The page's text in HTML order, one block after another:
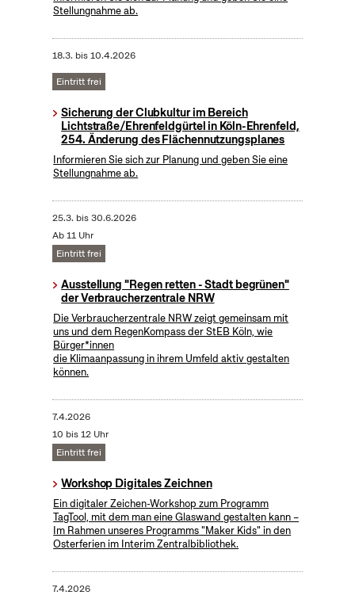
Stellungnahme ab.
18.3. bis10.4.2026
Eintritt frei
Sicherung der Clubkultur im Bereich
Lichtstraße/Ehrenfeldgürtel in Köln-Ehrenfeld,
254. Änderung des Flächennutzungsplanes
Informieren Sie sich zur Planung und geben Sie eine
Stellungnahme ab.
25.3. bis30.6.2026
Ab 11 Uhr
Eintritt frei
Ausstellung "Regen retten - Stadt begrünen"
der Verbraucherzentrale NRW
Die Verbraucherzentrale NRW zeigt gemeinsam mit
uns und dem RegenKompass der StEB Köln, wie
Bürger*innen
die Klimaanpassung in ihrem Umfeld aktiv gestalten
können.
7.4.2026
10 bis 12 Uhr
Eintritt frei
Workshop Digitales Zeichnen
Ein digitaler Zeichen-Workshop zum Programm
TagTool, mit dem man eine Glaswand gestalten kann –
Im Rahmen unseres Programms "Maker Kids" in den
Osterferien im Interim Zentralbibliothek.
7.4.2026